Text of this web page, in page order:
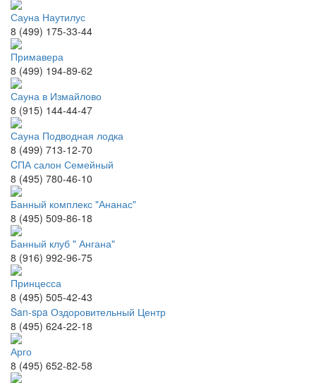
Сауна Наутилус
8 (499) 175-33-44
Примавера
8 (499) 194-89-62
Сауна в Измайлово
8 (915) 144-44-47
Сауна Подводная лодка
8 (499) 713-12-70
CПА салон Семейный
8 (495) 780-46-10
Банный комплекс "Ананас"
8 (495) 509-86-18
Банный клуб " Ангана"
8 (916) 992-96-75
Принцесса
8 (495) 505-42-43
San-spa Оздоровительный Центр
8 (495) 624-22-18
Арго
8 (495) 652-82-58